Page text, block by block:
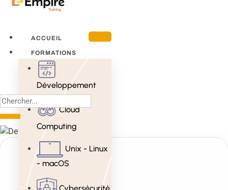
ACCUEIL
FORMATIONS
Développement
Cloud
Computing
Unix - Linux
- macOS